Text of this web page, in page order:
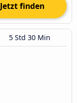
Jetzt finden
5 Std 30 Min